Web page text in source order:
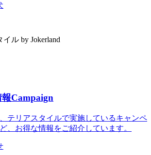
Campaign
テリアスタイルで実施しているキャンペ
、お得な情報をご紹介しています。